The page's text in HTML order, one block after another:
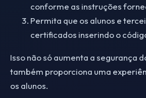
conforme as instruções
Permita que os alunos e
certificados inserindo o
Isso não só aumenta a segurança
também proporciona uma
os alunos.